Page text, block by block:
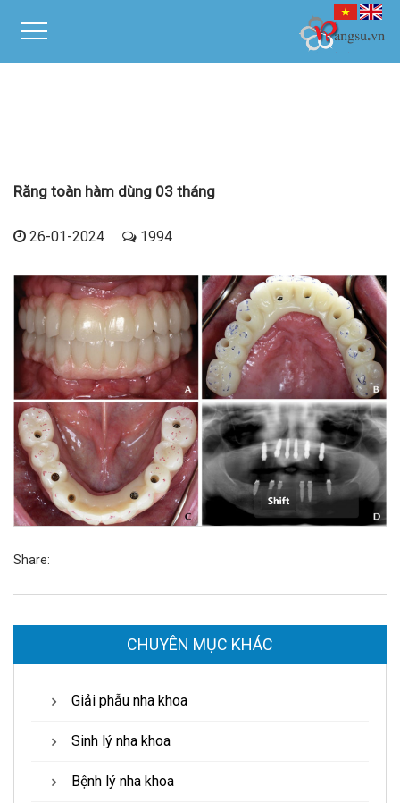
Răng toàn hàm dùng 03 tháng
26-01-2024 1994
Share:
CHUYÊN MỤC KHÁC
Giải phẫu nha khoa
Sinh lý nha khoa
Bệnh lý nha khoa